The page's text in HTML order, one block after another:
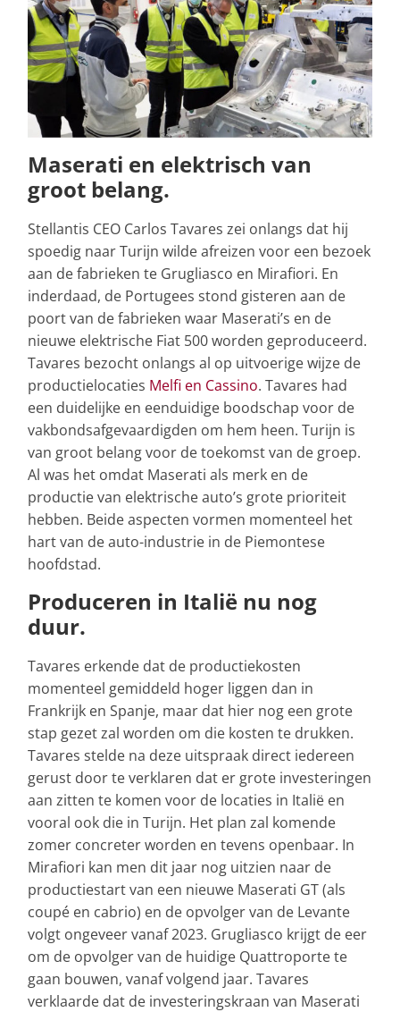
Maserati en elektrisch van
groot belang.
Stellantis CEO Carlos Tavares zei onlangs dat hij
spoedig naar Turijn wilde afreizen voor een bezoek
aan de fabrieken te Grugliasco en Mirafiori. En
inderdaad, de Portugees stond gisteren aan de
poort van de fabrieken waar Maserati’s en de
nieuwe elektrische Fiat 500 worden geproduceerd.
Tavares bezocht onlangs al op uitvoerige wijze de
productielocaties Melfi en Cassino. Tavares had
een duidelijke en eenduidige boodschap voor de
vakbondsafgevaardigden om hem heen. Turijn is
van groot belang voor de toekomst van de groep.
Al was het omdat Maserati als merk en de
productie van elektrische auto’s grote prioriteit
hebben. Beide aspecten vormen momenteel het
hart van de auto-industrie in de Piemontese
hoofdstad.
Produceren in Italië nu nog
duur.
Tavares erkende dat de productiekosten
momenteel gemiddeld hoger liggen dan in
Frankrijk en Spanje, maar dat hier nog een grote
stap gezet zal worden om die kosten te drukken.
Tavares stelde na deze uitspraak direct iedereen
gerust door te verklaren dat er grote investeringen
aan zitten te komen voor de locaties in Italië en
vooral ook die in Turijn. Het plan zal komende
zomer concreter worden en tevens openbaar. In
Mirafiori kan men dit jaar nog uitzien naar de
productiestart van een nieuwe Maserati GT (als
coupé en cabrio) en de opvolger van de Levante
volgt ongeveer vanaf 2023. Grugliasco krijgt de eer
om de opvolger van de huidige Quattroporte te
gaan bouwen, vanaf volgend jaar. Tavares
verklaarde dat de investeringskraan van Maserati